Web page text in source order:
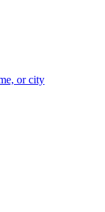
or city